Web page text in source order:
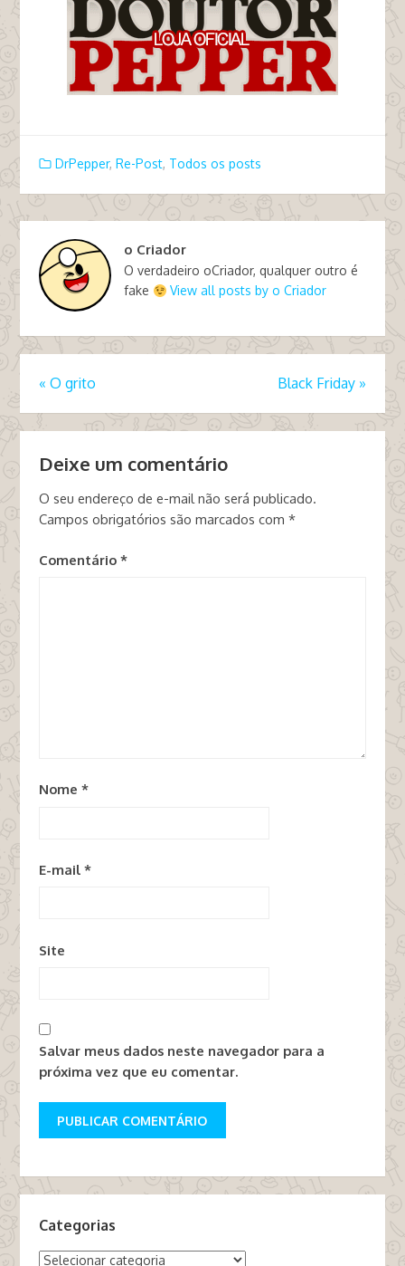
DrPepper, Re-Post, Todos os posts
o Criador
O verdadeiro oCriador, qualquer outro é
fake
View all posts by o Criador
« O grito Black Friday »
Deixe um comentário
O seu endereço de e-mail não será publicado.
Campos obrigatórios são marcados com *
Comentário *
Nome *
E-mail *
Site
Salvar meus dados neste navegador para a
próxima vez que eu comentar.
Categorias
Categorias